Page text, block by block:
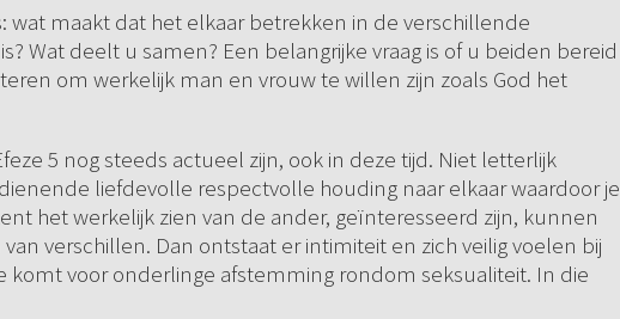
wat maakt dat het elkaar betrekken in de verschillende
Wat deelt u samen? Een belangrijke vraag is of u beiden bereid
om werkelijk man en vrouw te willen zijn zoals God het
5 nog steeds actueel zijn, ook in deze tijd. Niet letterlijk
liefdevolle respectvolle houding naar elkaar waardoor je
het werkelijk zien van de ander, geïnteresseerd zijn, kunnen
verschillen. Dan ontstaat er intimiteit en zich veilig voelen bij
komt voor onderlinge afstemming rondom seksualiteit. In die